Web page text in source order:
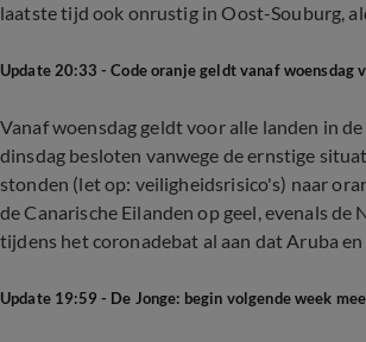
laatste tijd ook onrustig in Oost-Souburg,
Update 20:33 - Code oranje geldt vanaf woensdag
Vanaf woensdag geldt voor alle landen in
dinsdag besloten vanwege de ernstige
stonden (let op: veiligheidsrisico's) naar
de Canarische Eilanden op geel, evenals
tijdens het coronadebat al aan dat Aruba
Update 19:59 - De Jonge: begin volgende week